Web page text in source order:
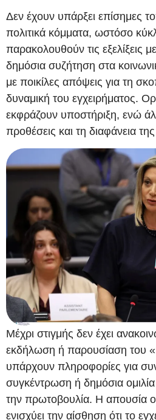
Δεν έχουν υπάρξει επίσημες
πολιτικά κόμματα, ωστόσο
παρακολουθούν τις εξελίξεις
δημόσια συζήτηση στα
με ποικίλες απόψεις για τη
δυναμική του εγχειρήματος.
εκφράζουν υποστήριξη, ενώ
προθέσεις και τη διαφάνεια
Μέχρι στιγμής δεν έχει
εκδήλωση ή παρουσίαση του
υπάρχουν πληροφορίες για
συγκέντρωση ή δημόσια ομιλία
την πρωτοβουλία. Η απουσία
ενισχύει την αίσθηση ότι το